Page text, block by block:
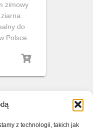
z technologii, takich jak
zimowy
do
Polsce.